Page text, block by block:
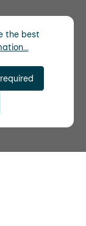
the best